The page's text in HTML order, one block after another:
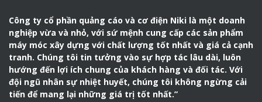
Công ty cổ phần quảng cáo và cơ điện Niki là một doanh
nghiệp vừa và nhỏ, với sứ mệnh cung cấp các sản phẩm
máy móc xây dựng với chất lượng tốt nhất và giá cả cạnh
tranh. Chúng tôi tin tưởng vào sự hợp tác lâu dài, luôn
hướng đến lợi ích chung của khách hàng và đối tác. Với
đội ngũ nhân sự nhiệt huyết, chúng tôi không ngừng cải
tiến để mang lại những giá trị tốt nhất.”